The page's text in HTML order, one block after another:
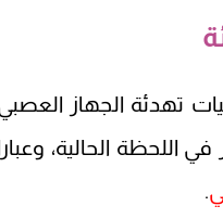
اللحظة الحالية،
.